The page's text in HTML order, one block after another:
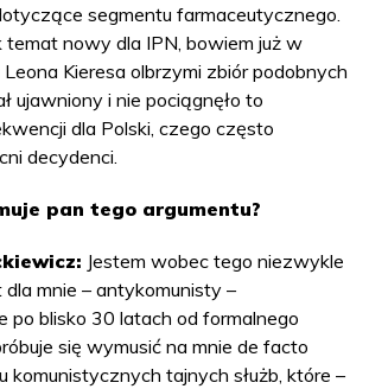
segmentu farmaceutycznego.
temat nowy dla IPN, bowiem już w
Kieresa olbrzymi zbiór podobnych
ujawniony i nie pociągnęło to
dla Polski, czego często
decydenci.
pan tego argumentu?
Jestem wobec tego niezwykle
dla mnie – antykomunisty –
po blisko 30 latach od formalnego
się wymusić na mnie de facto
komunistycznych tajnych służb, które –